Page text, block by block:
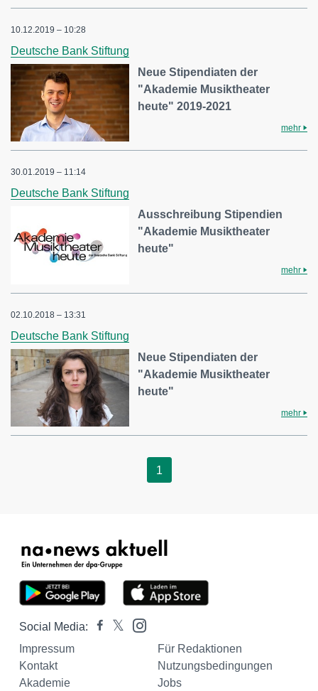
10.12.2019 – 10:28
Deutsche Bank Stiftung
Neue Stipendiaten der
"Akademie Musiktheater
heute" 2019-2021
mehr
30.01.2019 – 11:14
Deutsche Bank Stiftung
Ausschreibung Stipendien
"Akademie Musiktheater
heute"
mehr
02.10.2018 – 13:31
Deutsche Bank Stiftung
Neue Stipendiaten der
"Akademie Musiktheater
heute"
mehr
1
Social Media:
Impressum
Für Redaktionen
Kontakt
Nutzungsbedingungen
Akademie
Jobs